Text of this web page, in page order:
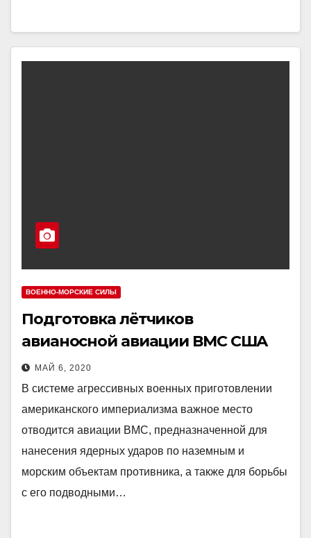
ВОЕННО-МОРСКИЕ СИЛЫ
Подготовка лётчиков
авианосной авиации ВМС США
МАЙ 6, 2020
В системе агрессивных военных приготовлении
американского империализма важное место
отводится авиации ВМС, предназначенной для
нанесения ядерных ударов по наземным и
морским объектам противника, а также для борьбы
с его подводными…